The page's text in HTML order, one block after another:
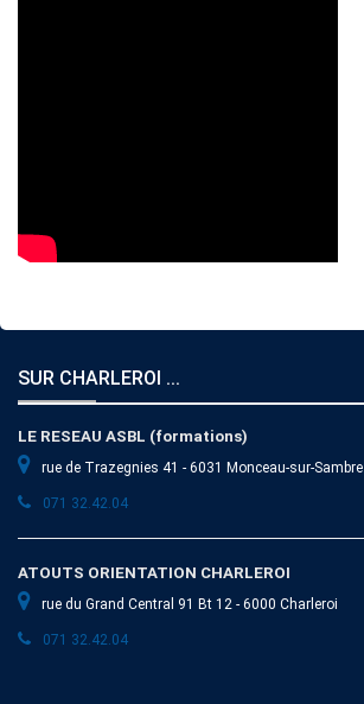
SUR CHARLEROI ...
LE RESEAU ASBL (formations)
rue de Trazegnies 41 - 6031 Monceau-sur-Sambre
071 32.42.04
ATOUTS ORIENTATION CHARLEROI
rue du Grand Central 91 Bt 12 - 6000 Charleroi
071 32.42.04